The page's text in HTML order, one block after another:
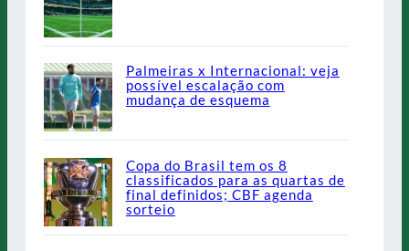
Palmeiras x Internacional: veja
possível escalação com
mudança de esquema
Copa do Brasil tem os 8
classificados para as quartas de
final definidos; CBF agenda
sorteio